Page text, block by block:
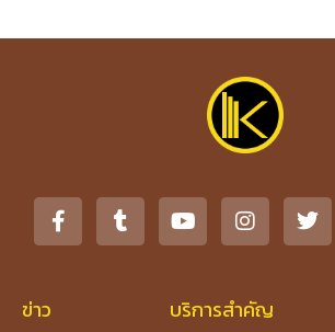
ข่าว บริการสำคัญ